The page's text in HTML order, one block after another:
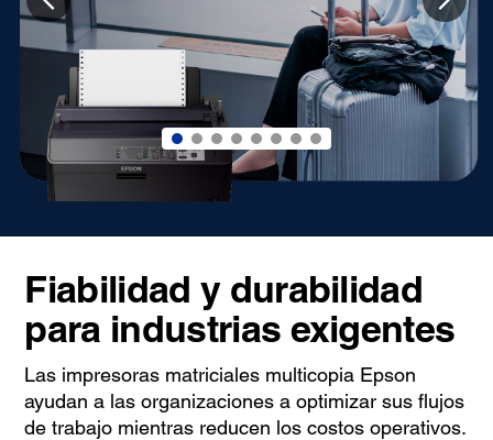
Fiabilidad y durabilidad
para industrias exigentes
Las impresoras matriciales multicopia Epson
ayudan a las organizaciones a optimizar sus flujos
de trabajo mientras reducen los costos operativos.